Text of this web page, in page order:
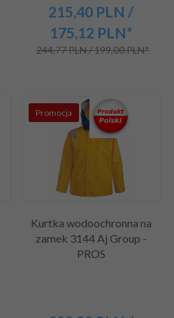
215,40 PLN /
175,12 PLN*
244,77 PLN / 199,00 PLN*
Promocja
Kurtka wodoochronna na
zamek 3144 Aj Group -
PROS